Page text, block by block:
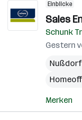
Einblicke
Sales
Schunk
Gestern
Nußdorf
Merken